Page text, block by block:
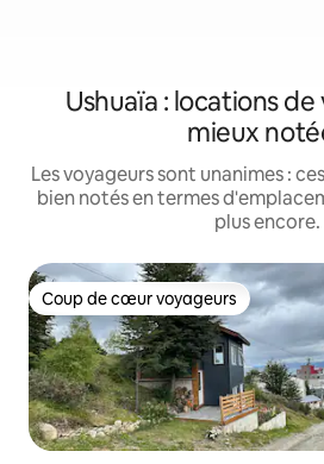
Ushuaïa : locations
mieux
Les voyageurs sont unanimes :
bien notés en termes
plus encore.
Coup de cœur voyageurs
Coup de cœur voyageurs